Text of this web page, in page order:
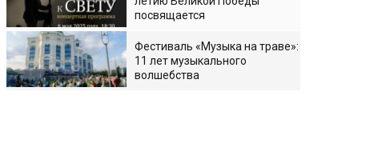
посвящается
Фестиваль «Музыка на траве»:
11 лет музыкального
волшебства